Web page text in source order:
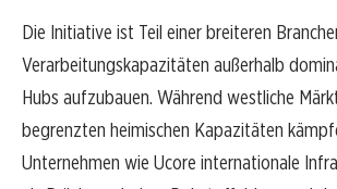
Die Initiative ist Teil einer breiteren
Verarbeitungskapazitäten außerhalb
Hubs aufzubauen. Während westliche
begrenzten heimischen Kapazitäten
Unternehmen wie Ucore internationale